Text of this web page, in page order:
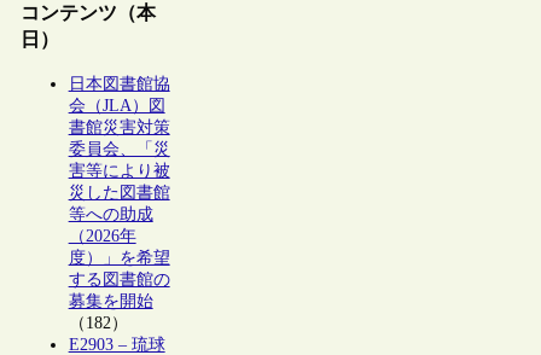
コンテンツ（本
日）
日本図書館協
会（JLA）図
書館災害対策
委員会、「災
害等により被
災した図書館
等への助成
（2026年
度）」を希望
する図書館の
募集を開始
（182）
E2903 – 琉球